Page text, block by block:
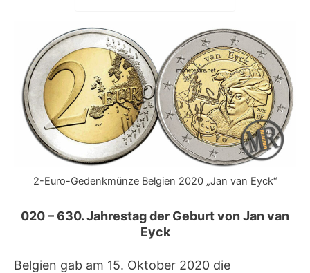
2-Euro-Gedenkmünze Belgien 2020 „Jan van Eyck“
020 – 630. Jahrestag der Geburt von Jan van
Eyck
Belgien gab am 15. Oktober 2020 die